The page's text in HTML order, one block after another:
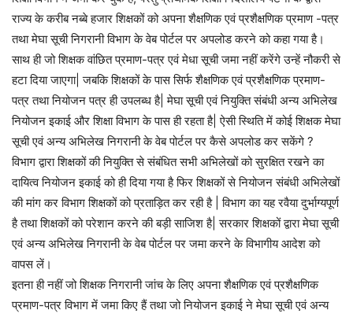
राज्य के करीब नब्बे हजार शिक्षकों को अपना शैक्षणिक एवं प्रशैक्षणिक प्रमाण -पत्र
तथा मेघा सूची निगरानी विभाग के वेब पोर्टल पर अपलोड करने को कहा गया है।
साथ ही जो शिक्षक वांछित प्रमाण-पत्र एवं मेधा सूची जमा नहीं करेंगे उन्हें नौकरी से
हटा दिया जाएगा| जबकि शिक्षकों के पास सिर्फ शैक्षणिक एवं प्रशैक्षणिक प्रमाण-
पत्र तथा नियोजन पत्र ही उपलब्ध है| मेघा सूची एवं नियुक्ति संबंधी अन्य अभिलेख
नियोजन इकाई और शिक्षा विभाग के पास ही रहता है| ऐसी स्थिति में कोई शिक्षक मेघा
सूची एवं अन्य अभिलेख निगरानी के वेब पोर्टल पर कैसे अपलोड कर सकेंगे ?
विभाग द्वारा शिक्षकों की नियुक्ति से संबंधित सभी अभिलेखों को सुरक्षित रखने का
दायित्व नियोजन इकाई को ही दिया गया है फिर शिक्षकों से नियोजन संबंधी अभिलेखों
की मांग कर विभाग शिक्षकों को प्रताड़ित कर रही है | विभाग का यह रवैया दुर्भाग्यपूर्ण
है तथा शिक्षकों को परेशान करने की बड़ी साजिश है| सरकार शिक्षकों द्वारा मेघा सूची
एवं अन्य अभिलेख निगरानी के वेब पोर्टल पर जमा करने के विभागीय आदेश को
वापस लें।
इतना ही नहीं जो शिक्षक निगरानी जांच के लिए अपना शैक्षणिक एवं प्रशैक्षणिक
प्रमाण-पत्र विभाग में जमा किए हैं तथा जो नियोजन इकाई ने मेघा सूची एवं अन्य